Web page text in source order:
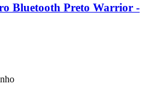
Bluetooth Preto Warrior -